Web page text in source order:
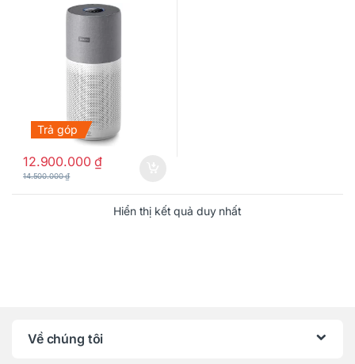
Trả góp
12.900.000₫
14.500.000₫
Hiển thị kết quả duy nhất
Về chúng tôi